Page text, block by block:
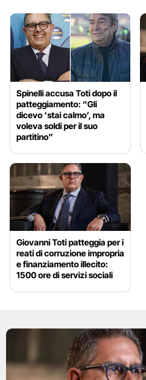
Spinelli accusa Toti dopo il
patteggiamento: “Gli
dicevo ‘stai calmo’, ma
voleva soldi per il suo
partitino”
Giovanni Toti patteggia per i
reati di corruzione impropria
e finanziamento illecito:
1500 ore di servizi sociali